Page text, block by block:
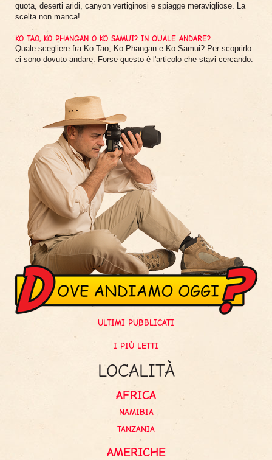
quota, deserti aridi, canyon vertiginosi e spiagge meravigliose. La
scelta non manca!
KO TAO, KO PHANGAN O KO SAMUI? IN QUALE ANDARE?
Quale scegliere fra Ko Tao, Ko Phangan e Ko Samui? Per scoprirlo
ci sono dovuto andare. Forse questo è l'articolo che stavi cercando.
ULTIMI PUBBLICATI
I PIÙ LETTI
LOCALITÀ
AFRICA
NAMIBIA
TANZANIA
AMERICHE